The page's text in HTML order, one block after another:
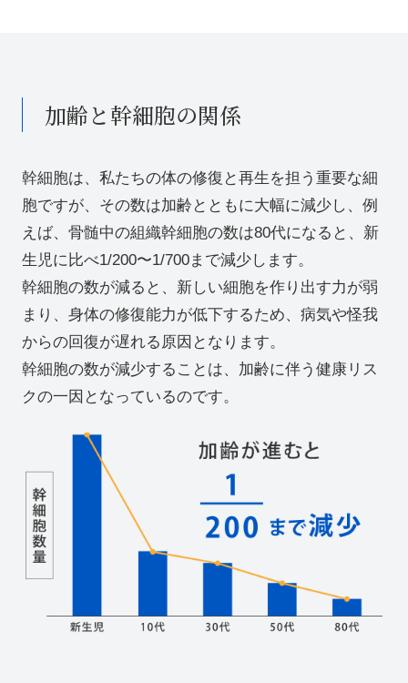
加齢と幹細胞の関係
幹細胞は、私たちの体の修復と再生を担う重要な細
胞ですが、その数は加齢とともに大幅に減少し、例
えば、骨髄中の組織幹細胞の数は80代になると、新
生児に比べ1/200〜1/700まで減少します。
幹細胞の数が減ると、新しい細胞を作り出す力が弱
まり、身体の修復能力が低下するため、病気や怪我
からの回復が遅れる原因となります。
幹細胞の数が減少することは、加齢に伴う健康リス
クの一因となっているのです。